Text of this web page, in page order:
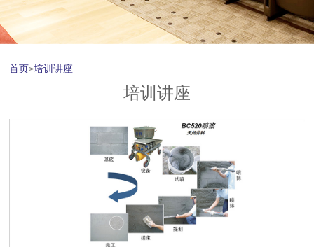
技术与服务
培训讲座
首页>培训讲座
培训讲座